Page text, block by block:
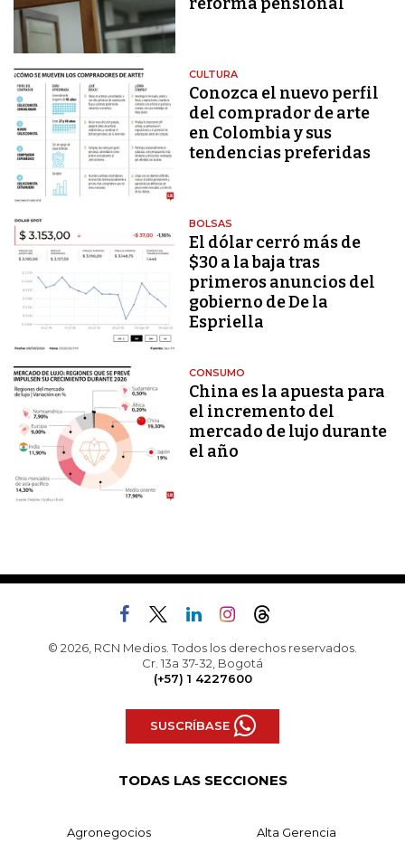
CULTURA
Conozca el nuevo perfil
del comprador de arte
en Colombia y sus
tendencias preferidas
BOLSAS
El dólar cerró más de
$30 a la baja tras
primeros anuncios del
gobierno de De la
Espriella
CONSUMO
China es la apuesta para
el incremento del
mercado de lujo durante
el año
© 2026, RCN Medios. Todos los derechos reservados.
Cr. 13a 37-32, Bogotá
(+57) 1 4227600
SUSCRÍBASE
TODAS LAS SECCIONES
Agronegocios Alta Gerencia